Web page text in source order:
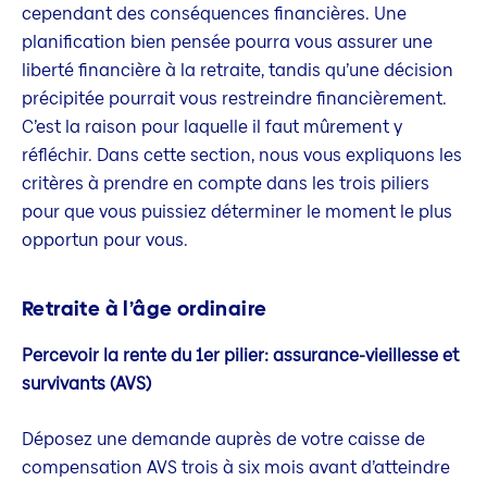
cependant des conséquences financières. Une
planification bien pensée pourra vous assurer une
liberté financière à la retraite, tandis qu’une décision
précipitée pourrait vous restreindre financièrement.
C’est la raison pour laquelle il faut mûrement y
réfléchir. Dans cette section, nous vous expliquons les
critères à prendre en compte dans les trois piliers
pour que vous puissiez déterminer le moment le plus
opportun pour vous.
Retraite à l’âge ordinaire
Percevoir la rente du 1er pilier: assurance-vieillesse et
survivants (AVS)
Déposez une demande auprès de votre caisse de
compensation AVS trois à six mois avant d’atteindre